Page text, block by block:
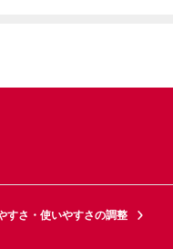
すさ・使いやすさの調整